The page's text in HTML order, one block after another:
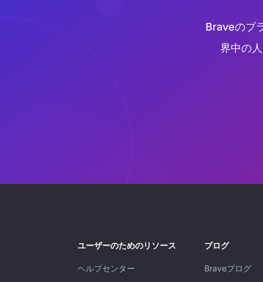
Braveのブ
界中の
ユーザーのためのリソース
ヘルプセンター
ブログ
Braveブログ